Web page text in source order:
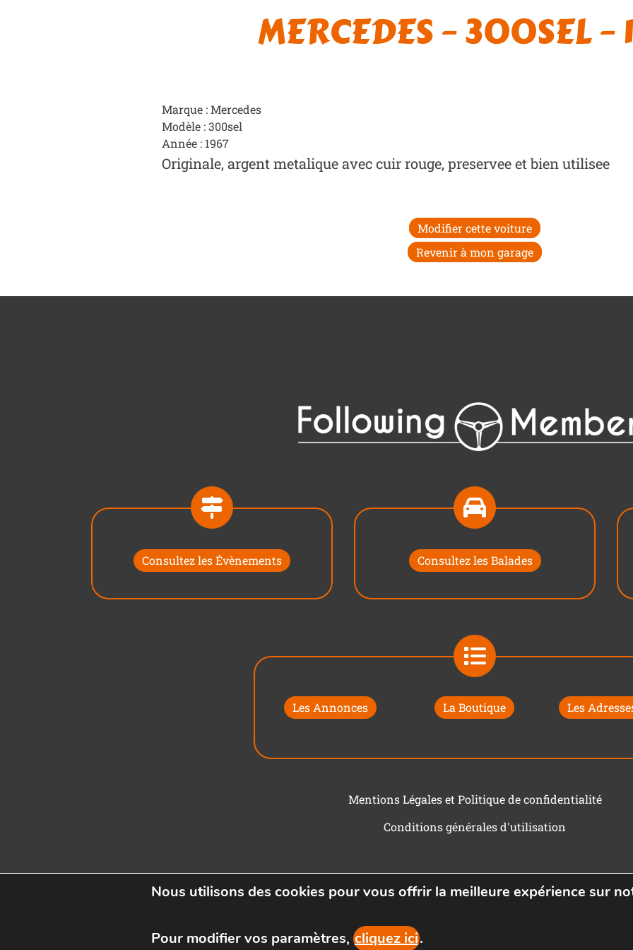
MERCEDES – 300SEL –
Marque : Mercedes
Modèle : 300sel
Année : 1967
Originale, argent metalique avec cuir rouge, preservee et bien utilisee
Modifier cette voiture
Revenir à mon garage
Consultez les Évènements Consultez les Balades
Les Annonces La Boutique Les
Mentions Légales et Politique de confidentialité
Conditions générales d'utilisation
Nous utilisons des cookies pour vous offrir la meilleure expérience sur
Pour modifier vos paramètres, cliquez ici.